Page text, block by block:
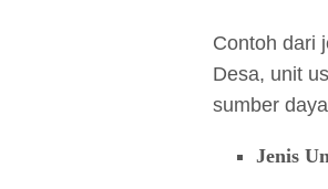
Contoh dari
Desa, unit
sumber
Jenis